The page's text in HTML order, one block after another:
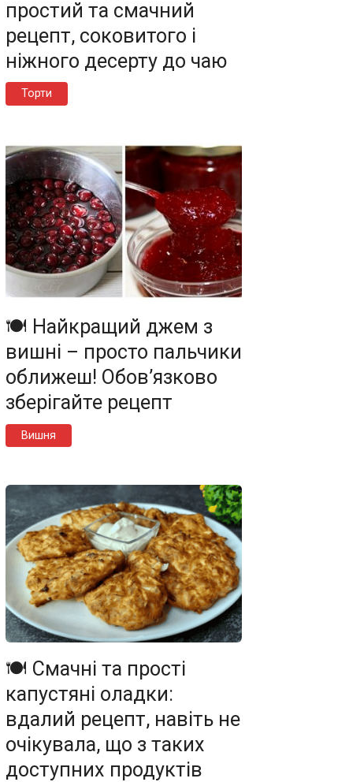
простий та смачний
рецепт, соковитого і
ніжного десерту до чаю
Торти
🍽️ Найкращий джем з
вишні – просто пальчики
оближеш! Обов’язково
зберігайте рецепт
Вишня
🍽️ Смачні та прості
капустяні оладки:
вдалий рецепт, навіть не
очікувала, що з таких
доступних продуктів